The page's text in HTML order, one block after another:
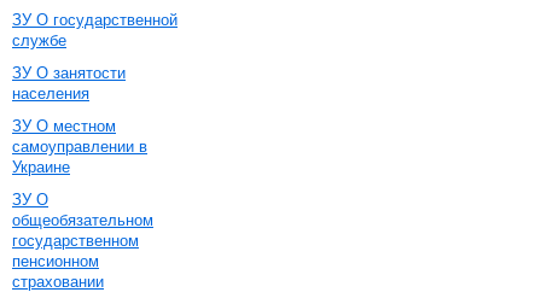
ЗУ О государственной
службе
ЗУ О занятости
населения
ЗУ О местном
самоуправлении в
Украине
ЗУ О
общеобязательном
государственном
пенсионном
страховании